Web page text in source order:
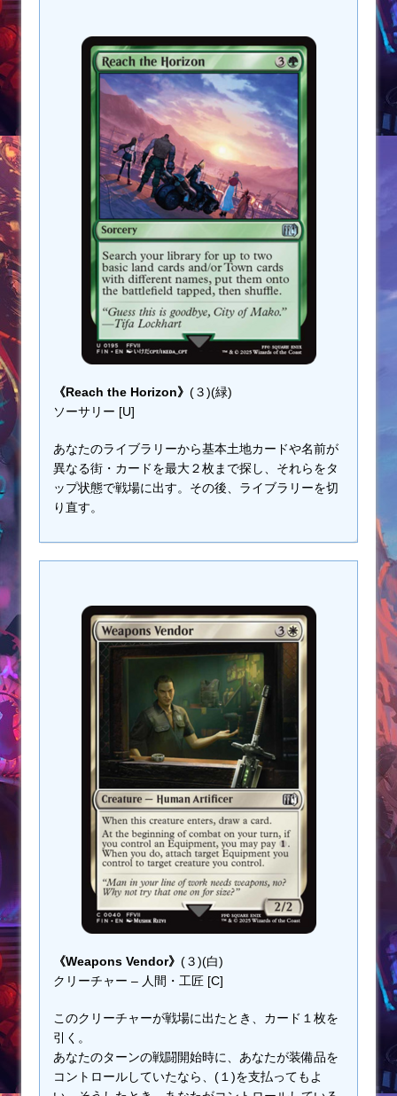
《Reach the Horizon》 (３)(緑)
ソーサリー [U]
あなたのライブラリーから基本土地カードや名前が
異なる街・カードを最大２枚まで探し、それらをタ
ップ状態で戦場に出す。その後、ライブラリーを切
り直す。
《Weapons Vendor》 (３)(白)
クリーチャー – 人間・工匠 [C]
このクリーチャーが戦場に出たとき、カード１枚を
引く。
あなたのターンの戦闘開始時に、あなたが装備品を
コントロールしていたなら、(１)を支払ってもよ